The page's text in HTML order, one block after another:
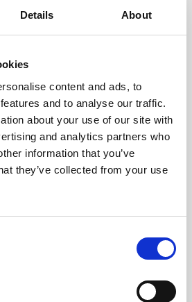
Details About
content and ads, to
and to analyse our traffic.
about your use of our site with
and analytics partners who
information that you’ve
they’ve collected from your use
techników.
części są
odzyskiwane w
środowisku ESD,
brak uszkodzeń